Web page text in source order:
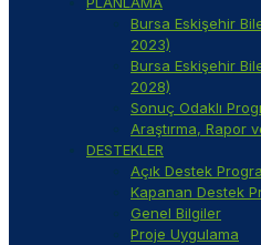
Bursa Eskişehir
2023)
Bursa Eskişehir
2028)
Sonuç Odaklı
Araştırma, Rapor
DESTEKLER
Açık Destek
Kapanan Destek
Genel Bilgiler
Proje Uygulama